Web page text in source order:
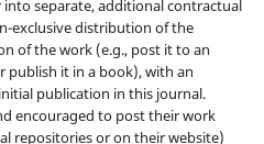
separate, additional contractual
exclusive distribution of the
of the work (e.g., post it to an
it in a book), with an
publication in this journal.
encouraged to post their work
repositories or on their website)